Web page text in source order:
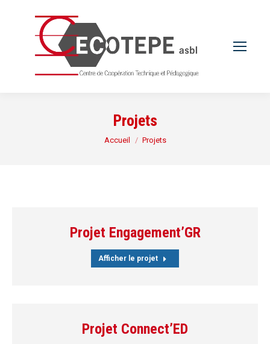
Projets
Vous êtes ici :
Accueil Projets
Projet Engagement’GR
Afficher le projet
Projet Connect’ED